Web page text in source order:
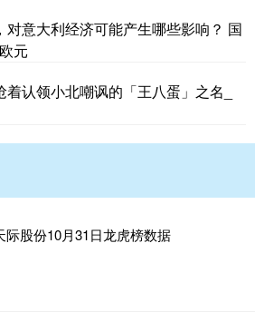
对意大利经济可能产生哪些影响？ 国
元
认领小北嘲讽的「王八蛋」之名_
际股份10月31日龙虎榜数据